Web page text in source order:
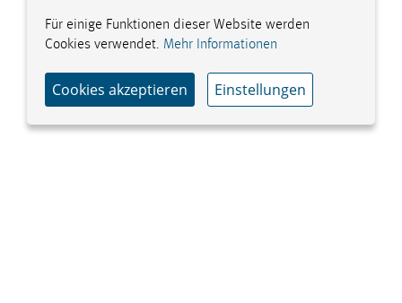
Für einige Funktionen dieser Website werden
Cookies verwendet. Mehr Informationen
Cookies akzeptieren Einstellungen